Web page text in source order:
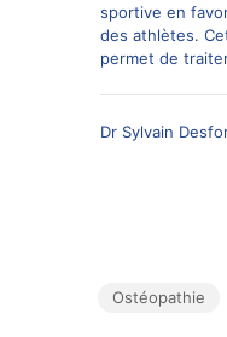
sportive en
des athlètes.
permet de
Dr Sylvain
Ostéopathie